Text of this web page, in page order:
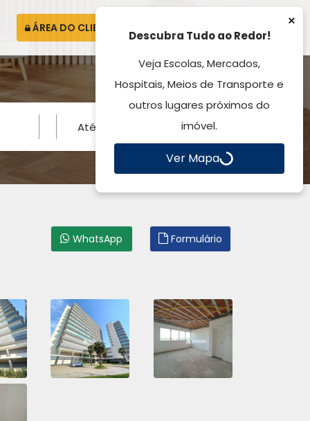
ÁREA DO CLIENTE ATENDIMENTO
WhatsApp Formulário
×
Descubra Tudo ao Redor!
Veja Escolas, Mercados,
Hospitais, Meios de Transporte e
outros lugares próximos do
imóvel.
Ver Mapa